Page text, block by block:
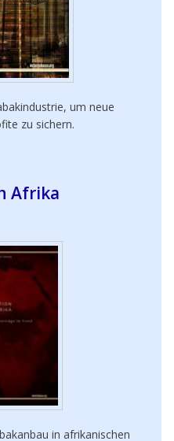
um neue
zu sichern.
Afrika
in afrikanischen